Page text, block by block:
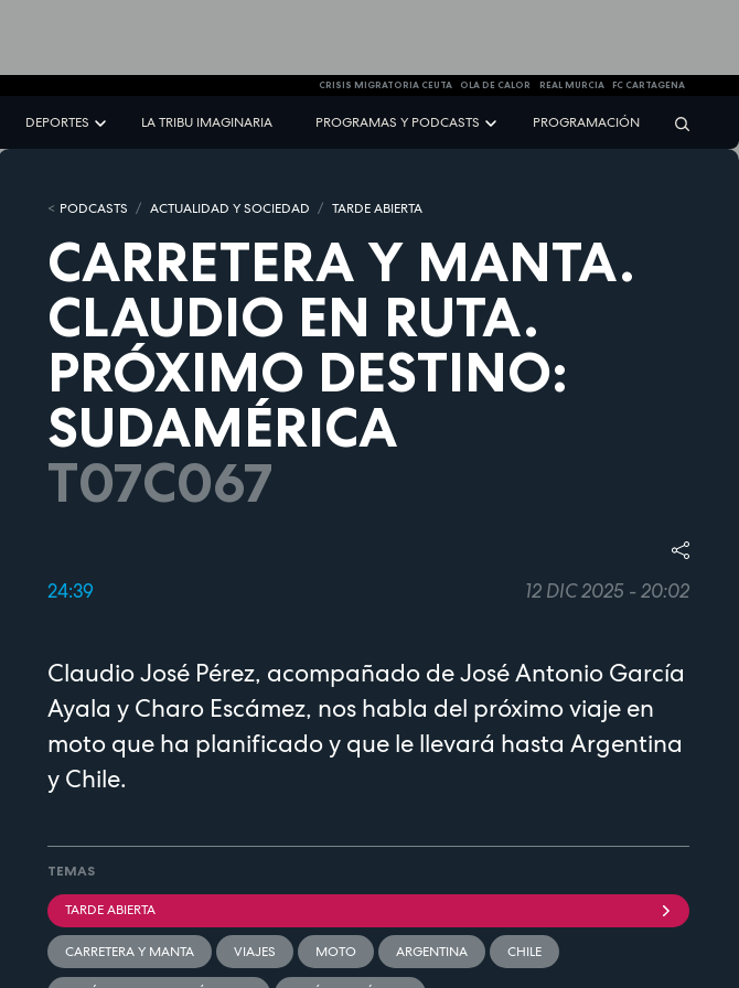
CRISIS MIGRATORIA CEUTA OLA DE CALOR REAL MURCIA FC CARTAGENA
DEPORTES LA TRIBU IMAGINARIA PROGRAMAS Y PODCASTS PROGRAMACIÓN
PODCASTS ACTUALIDAD Y SOCIEDAD TARDE ABIERTA
CARRETERA Y MANTA.
CLAUDIO EN RUTA.
PRÓXIMO DESTINO:
SUDAMÉRICA
T07C067
24:39 12 DIC 2025 - 20:02
Claudio José Pérez, acompañado de José Antonio García
Ayala y Charo Escámez, nos habla del próximo viaje en
moto que ha planificado y que le llevará hasta Argentina
y Chile.
TEMAS
TARDE ABIERTA
CARRETERA Y MANTA VIAJES MOTO ARGENTINA CHILE